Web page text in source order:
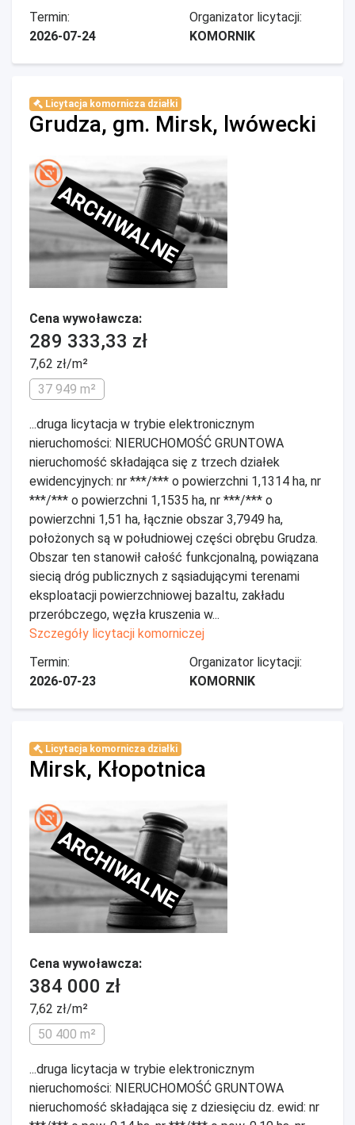
Termin:
2026-07-24
Organizator licytacji:
KOMORNIK
Licytacja komornicza działki
Grudza, gm. Mirsk, lwówecki
ARCHIWALNE
Cena wywoławcza:
289 333,33 zł
7,62 zł/m²
37 949 m²
...druga licytacja w trybie elektronicznym
nieruchomości: NIERUCHOMOŚĆ GRUNTOWA
nieruchomość składająca się z trzech działek
ewidencyjnych: nr ***/*** o powierzchni 1,1314 ha, nr
***/*** o powierzchni 1,1535 ha, nr ***/*** o
powierzchni 1,51 ha, łącznie obszar 3,7949 ha,
położonych są w południowej części obrębu Grudza.
Obszar ten stanowił całość funkcjonalną, powiązana
siecią dróg publicznych z sąsiadującymi terenami
eksploatacji powierzchniowej bazaltu, zakładu
przeróbczego, węzła kruszenia w...
Szczegóły licytacji komorniczej
Termin:
2026-07-23
Organizator licytacji:
KOMORNIK
Licytacja komornicza działki
Mirsk, Kłopotnica
ARCHIWALNE
Cena wywoławcza:
384 000 zł
7,62 zł/m²
50 400 m²
...druga licytacja w trybie elektronicznym
nieruchomości: NIERUCHOMOŚĆ GRUNTOWA
nieruchomość składająca się z dziesięciu dz. ewid: nr